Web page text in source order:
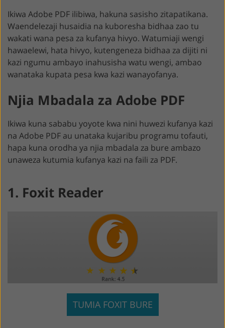
Ikiwa Adobe PDF ilibiwa, hakuna sasisho zitapatikana.
Waendelezaji husaidia na kuboresha bidhaa zao tu
wakati wana pesa za kufanya hivyo. Watumiaji wengi
hawaelewi, hata hivyo, kutengeneza bidhaa za dijiti ni
kazi ngumu ambayo inahusisha watu wengi, ambao
wanataka kupata pesa kwa kazi wanayofanya.
Njia Mbadala za Adobe PDF
Ikiwa kuna sababu yoyote kwa nini huwezi kufanya kazi
na Adobe PDF au unataka kujaribu programu tofauti,
hapa kuna orodha ya njia mbadala za bure ambazo
unaweza kutumia kufanya kazi na faili za PDF.
1. Foxit Reader
TUMIA FOXIT BURE